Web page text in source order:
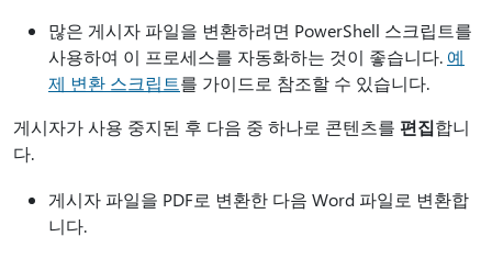
많은 게시자 파일을 변환하려면 PowerShell 스크립트를
사용하여 이 프로세스를 자동화하는 것이 좋습니다. 예
제 변환 스크립트를 가이드로 참조할 수 있습니다.
게시자가 사용 중지된 후 다음 중 하나로 콘텐츠를 편집합니
다.
게시자 파일을 PDF로 변환한 다음 Word 파일로 변환합
니다.